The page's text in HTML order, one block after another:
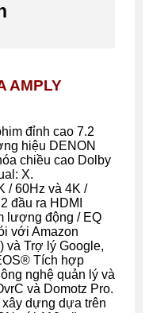
AMPLY
đỉnh cao 7.2
hiệu DENON
chiều cao Dolby
X.
/ 60Hz và 4K /
đầu ra HDMI
lượng động / EQ
với Amazon
và Trợ lý Google,
Tích hợp
nghệ quản lý và
và Domotz Pro.
dựng dựa trên